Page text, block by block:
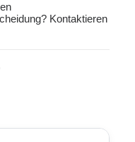
Kontaktieren